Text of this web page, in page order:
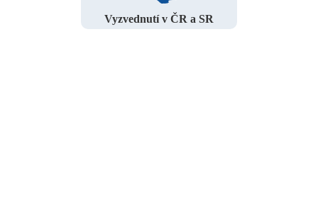
Vyzvednutí v ČR a SR